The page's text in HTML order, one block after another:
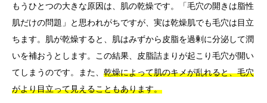
もうひとつの大きな原因は、肌の乾燥です。「毛穴の開きは脂性
肌だけの問題」と思われがちですが、実は乾燥肌でも毛穴は目立
ちます。肌が乾燥すると、肌はみずから皮脂を過剰に分泌して潤
いを補おうとします。この結果、皮脂詰まりが起こり毛穴が開い
てしまうのです。また、 乾燥によって肌のキメが乱れると、毛穴
がより目立って見えることもあります。